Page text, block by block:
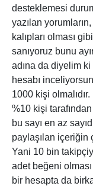
desteklemesi
yazılan
kalıpları olması
sanıyoruz bunu
adına da diyelim
hesabı
1000 kişi
%10 kişi
bu sayı en az
paylaşılan içeriğin
Yani 10 bin
adet beğeni
bir hesapta da